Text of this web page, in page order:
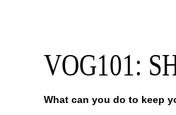
VOG101:
What can you do to keep